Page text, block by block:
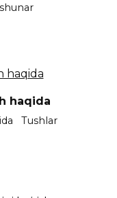
haqida
Tushlar